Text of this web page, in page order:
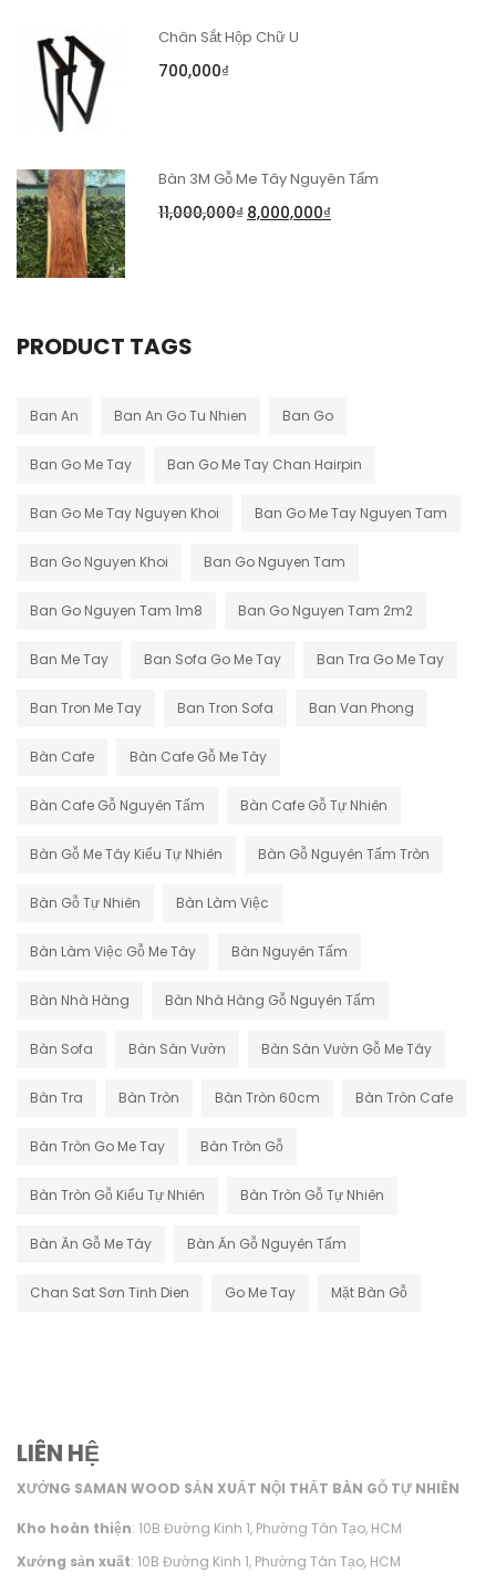
Chân Sắt Hộp Chữ U
700,000₫
Bàn 3M Gỗ Me Tây Nguyên Tấm
11,000,000₫ 8,000,000₫
PRODUCT TAGS
Ban An Ban An Go Tu Nhien Ban Go
Ban Go Me Tay Ban Go Me Tay Chan Hairpin
Ban Go Me Tay Nguyen Khoi Ban Go Me Tay Nguyen Tam
Ban Go Nguyen Khoi Ban Go Nguyen Tam
Ban Go Nguyen Tam 1m8 Ban Go Nguyen Tam 2m2
Ban Me Tay Ban Sofa Go Me Tay Ban Tra Go Me Tay
Ban Tron Me Tay Ban Tron Sofa Ban Van Phong
Bàn Cafe Bàn Cafe Gỗ Me Tây
Bàn Cafe Gỗ Nguyên Tấm Bàn Cafe Gỗ Tự Nhiên
Bàn Gỗ Me Tây Kiểu Tự Nhiên Bàn Gỗ Nguyên Tấm Tròn
Bàn Gỗ Tự Nhiên Bàn Làm Việc
Bàn Làm Việc Gỗ Me Tây Bàn Nguyên Tấm
Bàn Nhà Hàng Bàn Nhà Hàng Gỗ Nguyên Tấm
Bàn Sofa Bàn Sân Vườn Bàn Sân Vườn Gỗ Me Tây
Bàn Tra Bàn Tròn Bàn Tròn 60cm Bàn Tròn Cafe
Bàn Tròn Go Me Tay Bàn Tròn Gỗ
Bàn Tròn Gỗ Kiểu Tự Nhiên Bàn Tròn Gỗ Tự Nhiên
Bàn Ăn Gỗ Me Tây Bàn Ăn Gỗ Nguyên Tấm
Chan Sat Sơn Tinh Dien Go Me Tay Mặt Bàn Gỗ
LIÊN HỆ
XƯỞNG SAMAN WOOD SẢN XUẤT NỘI THẤT BÀN GỖ TỰ NHIÊN
Kho hoàn thiện: 10B Đường Kinh 1, Phường Tân Tạo, HCM
Xưởng sản xuất: 10B Đường Kinh 1, Phường Tân Tạo, HCM